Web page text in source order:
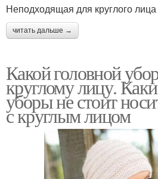
Неподходящая для круглого
читать дальше →
Какой головной
круглому лицу.
уборы не стоит
с круглым лицом